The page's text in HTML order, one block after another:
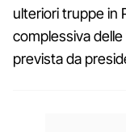
ulteriori truppe in
complessiva
prevista da